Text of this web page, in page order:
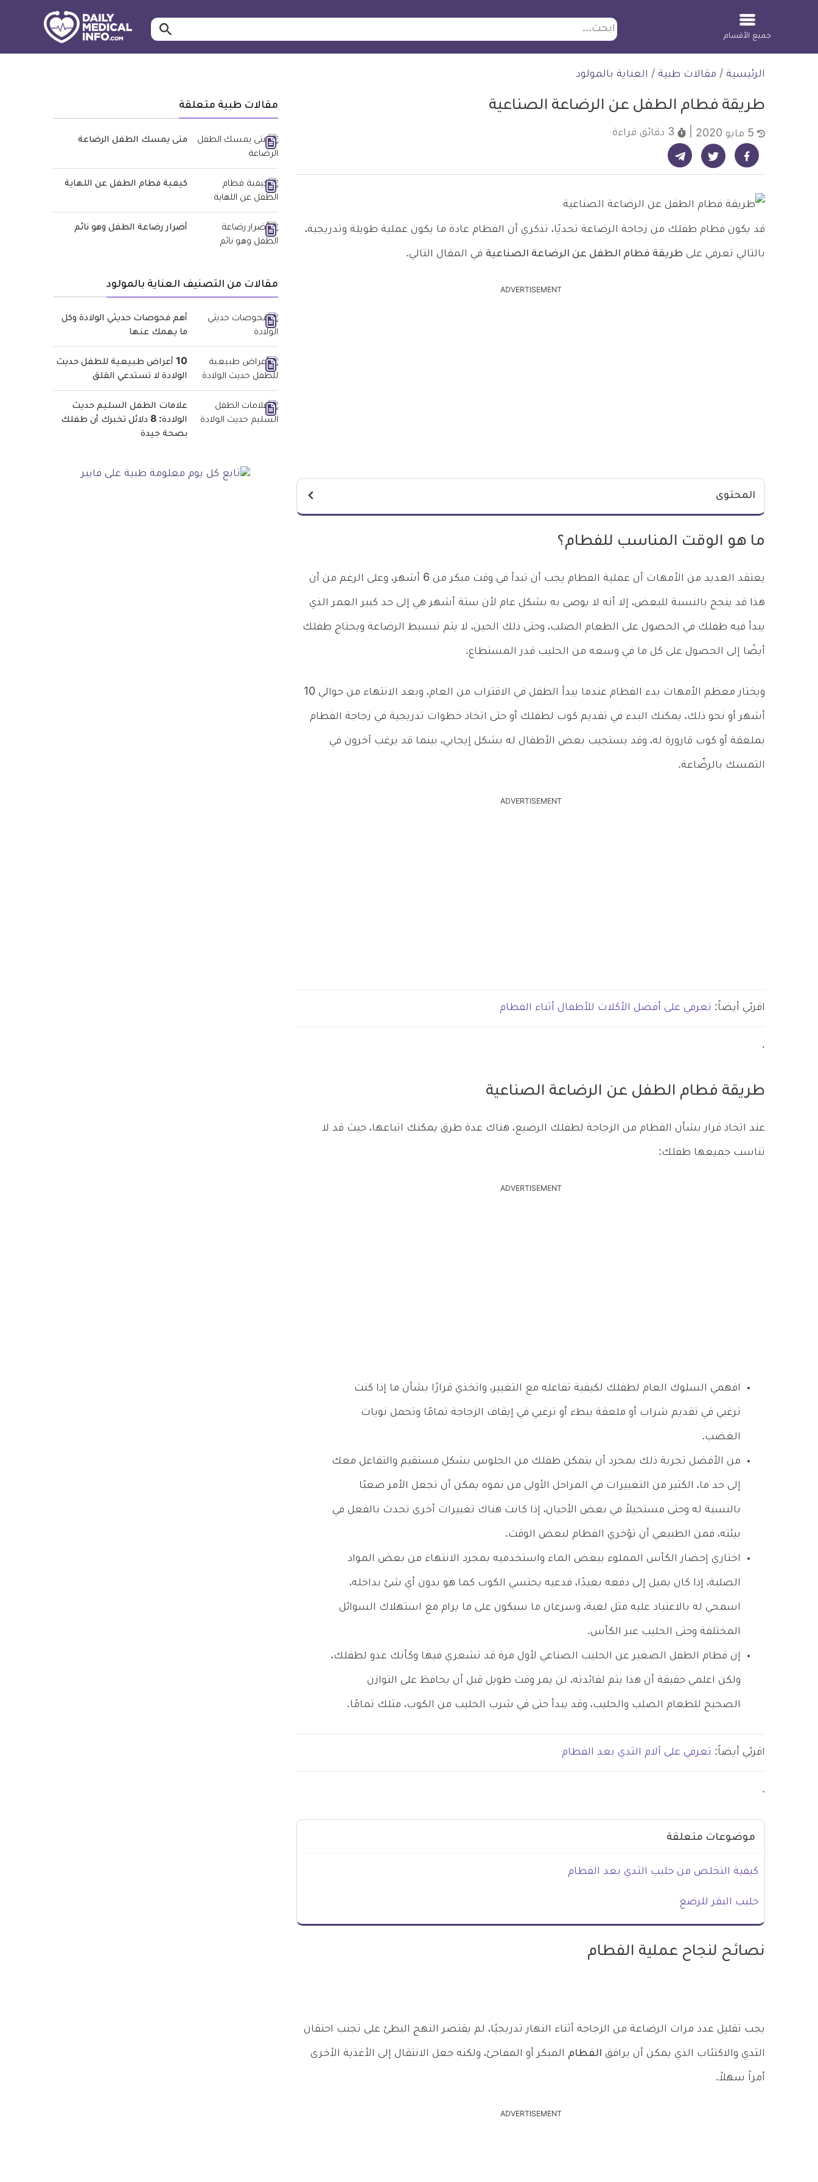
ابحث ابحث…
جميع الأقسام
الرئيسية / مقالات طبية / العناية بالمولود
طريقة فطام الطفل عن الرضاعة الصناعية
3 دقائق قراءة
شارك على فيسبوك - ديلي ميديكال انفو شارك على تويتر - ديلي ميديكال انفو شارك على تيليجرام - ديلي ميديكال انفو
قد يكون فطام طفلك من زجاجة الرضاعة تحديًا، تذكري أن الفطام عادة ما يكون عملية طويلة وتدريجية،
بالتالي تعرفي على طريقة فطام الطفل عن الرضاعة الصناعية في المقال التالي.
ADVERTISEMENT
المحتوى
ما هو الوقت المناسب للفطام؟
يعتقد العديد من الأمهات أن عملية الفطام يجب أن تبدأ في وقت مبكر من 6 أشهر، وعلى الرغم من أن
هذا قد ينجح بالنسبة للبعض، إلا أنه لا يوصى به بشكل عام لأن ستة أشهر هي إلى حد كبير العمر الذي
يبدأ فيه طفلك في الحصول على الطعام الصلب، وحتى ذلك الحين، لا يتم تبسيط الرضاعة ويحتاج طفلك
أيضًا إلى الحصول على كل ما في وسعه من الحليب قدر المستطاع.
ويختار معظم الأمهات بدء الفطام عندما يبدأ الطفل في الاقتراب من العام، وبعد الانتهاء من حوالي 10
أشهر أو نحو ذلك، يمكنك البدء في تقديم كوب لطفلك أو حتى اتخاذ خطوات تدريجية في زجاجة الفطام
بملعقة أو كوب قارورة له، وقد يستجيب بعض الأطفال له بشكل إيجابي، بينما قد يرغب آخرون في
التمسك بالرضّاعة.
ADVERTISEMENT
اقرئي أيضاً: تعرفي على أفضل الأكلات للأطفال أثناء الفطام
.
طريقة فطام الطفل عن الرضاعة الصناعية
عند اتخاذ قرار بشأن الفطام من الزجاجة لطفلك الرضيع، هناك عدة طرق يمكنك اتباعها، حيث قد لا
تناسب جميعها طفلك:
ADVERTISEMENT
افهمي السلوك العام لطفلك لكيفية تفاعله مع التغيير، واتخذي قرارًا بشأن ما إذا كنت
ترغبي في تقديم شراب أو ملعقة ببطء أو ترغبي في إيقاف الزجاجة تمامًا وتحمل نوبات
الغضب.
من الأفضل تجربة ذلك بمجرد أن يتمكن طفلك من الجلوس بشكل مستقيم والتفاعل معك
إلى حد ما، الكثير من التغييرات في المراحل الأولى من نموه يمكن أن تجعل الأمر صعبًا
بالنسبة له وحتى مستحيلاً في بعض الأحيان، إذا كانت هناك تغييرات أخرى تحدث بالفعل في
بيئته، فمن الطبيعي أن تؤخري الفطام لبعض الوقت.
اختاري إحضار الكأس المملوء ببعض الماء واستخدميه بمجرد الانتهاء من بعض المواد
الصلبة، إذا كان يميل إلى دفعه بعيدًا، فدعيه يحتسي الكوب كما هو بدون أي شئ بداخله،
اسمحي له بالاعتياد عليه مثل لعبة، وسرعان ما سيكون على ما يرام مع استهلاك السوائل
المختلفة وحتى الحليب عبر الكأس.
إن فطام الطفل الصغير عن الحليب الصناعي لأول مرة قد تشعري فيها وكأنك عدو لطفلك،
ولكن اعلمي حقيقة أن هذا يتم لفائدته، لن يمر وقت طويل قبل أن يحافظ على التوازن
الصحيح للطعام الصلب والحليب، وقد يبدأ حتى في شرب الحليب من الكوب، مثلك تمامًا.
اقرئي أيضاً: تعرفي على آلام الثدي بعد الفطام
.
موضوعات متعلقة
كيفية التخلص من حليب الثدي بعد الفطام
حليب البقر للرضع
نصائح لنجاح عملية الفطام
يجب تقليل عدد مرات الرضاعة من الزجاجة أثناء النهار تدريجيًا، لم يقتصر النهج البطئ على تجنب احتقان
الثدي والاكتئاب الذي يمكن أن يرافق الفطام المبكر أو المفاجئ، ولكنه جعل الانتقال إلى الأغذية الأخرى
أمراً سهلاً.
ADVERTISEMENT
مقالات طبية متعلقة
متى يمسك الطفل الرضاعة
كيفية فطام الطفل عن اللهاية
أضرار رضاعة الطفل وهو نائم
مقالات من التصنيف العناية بالمولود
أهم فحوصات حديثي الولادة وكل
ما يهمك عنها
10 أعراض طبيعية للطفل حديث
الولادة لا تستدعي القلق
علامات الطفل السليم حديث
الولادة: 8 دلائل تخبرك أن طفلك
بصحة جيدة